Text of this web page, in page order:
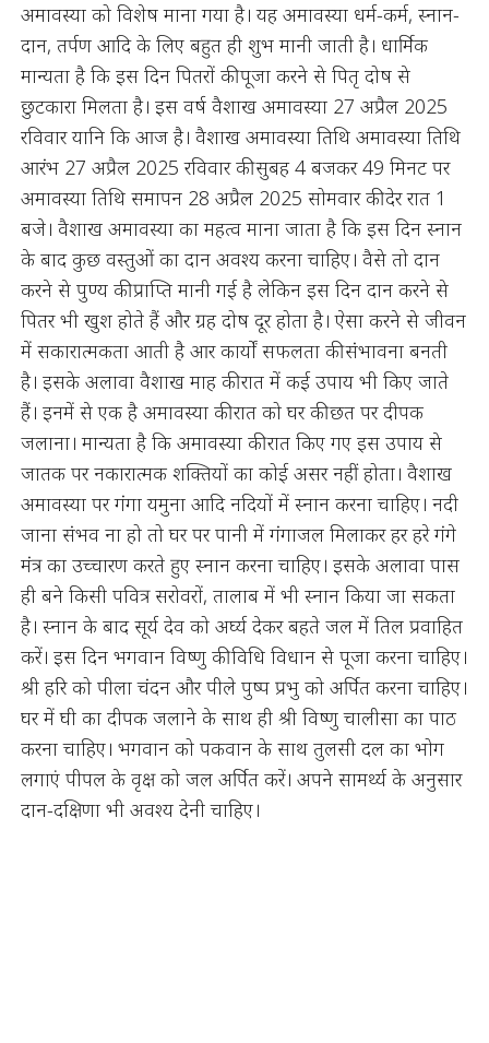
अमावस्या को विशेष माना गया है। यह अमावस्या धर्म-कर्म, स्नान-
दान, तर्पण आदि के लिए बहुत ही शुभ मानी जाती है। धार्मिक
मान्यता है कि इस दिन पितरों की पूजा करने से पितृ दोष से
छुटकारा मिलता है। इस वर्ष वैशाख अमावस्या 27 अप्रैल 2025
रविवार यानि कि आज है। वैशाख अमावस्या तिथि अमावस्या तिथि
आरंभ 27 अप्रैल 2025 रविवार की सुबह 4 बजकर 49 मिनट पर
अमावस्या तिथि समापन 28 अप्रैल 2025 सोमवार की देर रात 1
बजे। वैशाख अमावस्या का महत्व माना जाता है कि इस दिन स्नान
के बाद कुछ वस्तुओं का दान अवश्य करना चाहिए। वैसे तो दान
करने से पुण्य की प्राप्ति मानी गई है लेकिन इस दिन दान करने से
पितर भी खुश होते हैं और ग्रह दोष दूर होता है। ऐसा करने से जीवन
में सकारात्मकता आती है आर कार्यों सफलता की संभावना बनती
है। इसके अलावा वैशाख माह की रात में कई उपाय भी किए जाते
हैं। इनमें से एक है अमावस्या की रात को घर की छत पर दीपक
जलाना। मान्यता है कि अमावस्या की रात किए गए इस उपाय से
जातक पर नकारात्मक शक्तियों का कोई असर नहीं होता। वैशाख
अमावस्या पर गंगा यमुना आदि नदियों में स्नान करना चाहिए। नदी
जाना संभव ना हो तो घर पर पानी में गंगाजल मिलाकर हर हरे गंगे
मंत्र का उच्चारण करते हुए स्नान करना चाहिए। इसके अलावा पास
ही बने किसी पवित्र सरोवरों, तालाब में भी स्नान किया जा सकता
है। स्नान के बाद सूर्य देव को अर्घ्य देकर बहते जल में तिल प्रवाहित
करें। इस दिन भगवान विष्णु की विधि विधान से पूजा करना चाहिए।
श्री हरि को पीला चंदन और पीले पुष्प प्रभु को अर्पित करना चाहिए।
घर में घी का दीपक जलाने के साथ ही श्री विष्णु चालीसा का पाठ
करना चाहिए। भगवान को पकवान के साथ तुलसी दल का भोग
लगाएं पीपल के वृक्ष को जल अर्पित करें। अपने सामर्थ्य के अनुसार
दान-दक्षिणा भी अवश्य देनी चाहिए।